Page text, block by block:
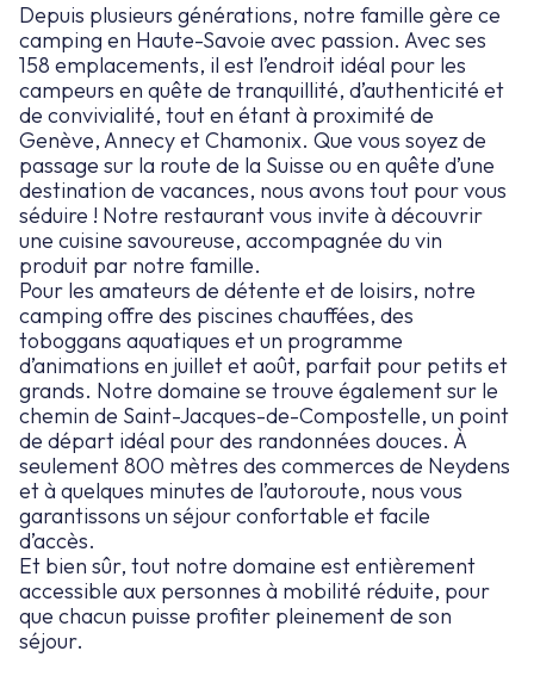
Depuis plusieurs générations, notre famille gère ce
camping en Haute-Savoie avec passion. Avec ses
158 emplacements, il est l’endroit idéal pour les
campeurs en quête de tranquillité, d’authenticité et
de convivialité, tout en étant à proximité de
Genève, Annecy et Chamonix. Que vous soyez de
passage sur la route de la Suisse ou en quête d’une
destination de vacances, nous avons tout pour vous
séduire ! Notre restaurant vous invite à découvrir
une cuisine savoureuse, accompagnée du vin
produit par notre famille.
Pour les amateurs de détente et de loisirs, notre
camping offre des piscines chauffées, des
toboggans aquatiques et un programme
d’animations en juillet et août, parfait pour petits et
grands. Notre domaine se trouve également sur le
chemin de Saint-Jacques-de-Compostelle, un point
de départ idéal pour des randonnées douces. À
seulement 800 mètres des commerces de Neydens
et à quelques minutes de l’autoroute, nous vous
garantissons un séjour confortable et facile
d’accès.
Et bien sûr, tout notre domaine est entièrement
accessible aux personnes à mobilité réduite, pour
que chacun puisse profiter pleinement de son
séjour.